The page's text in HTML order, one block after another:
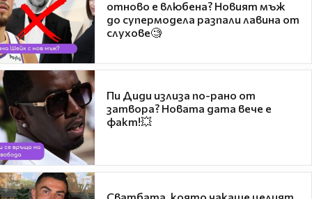
отново е влюбена? Новият мъж
до супермодела разпали лавина от
слухове🧐
Пи Диди излиза по-рано от
затвора? Новата дата вече е
факт!💥